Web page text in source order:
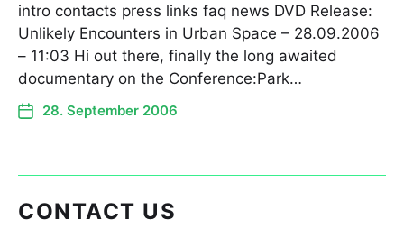
intro contacts press links faq news DVD Release:
Unlikely Encounters in Urban Space – 28.09.2006
– 11:03 Hi out there, finally the long awaited
documentary on the Conference:Park…
28. September 2006
CONTACT US